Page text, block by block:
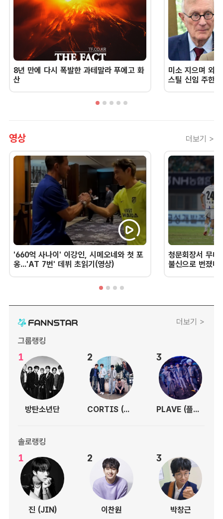
8년 만에 다시 폭발한 과테말라 푸에고 화
산
미소 지으며 외
스틸 신임 주한
영상 더보기 >
'660억 사나이' 이강인, 시메오네와 첫 포
옹...'AT 7번' 데뷔 초읽기(영상)
청문회장서 무너
불신으로 번졌
더보기 >
그룹랭킹
1
방탄소년단
2
CORTIS (코르티스)
3
PLAVE (플레이브)
솔로랭킹
1
진 (JIN)
2
이찬원
3
박창근